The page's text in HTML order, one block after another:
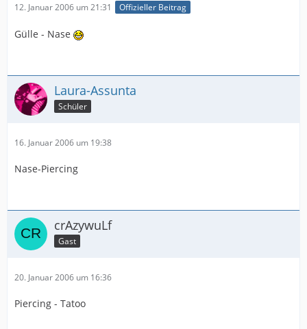
12. Januar 2006 um 21:31 Offizieller Beitrag
Gülle - Nase
Laura-Assunta
Schüler
16. Januar 2006 um 19:38
Nase-Piercing
crAzywuLf
Gast
20. Januar 2006 um 16:36
Piercing - Tatoo